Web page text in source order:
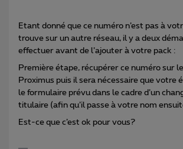
Etant donné que ce numéro n’est pas à
trouve sur un autre réseau, il y a deux
effectuer avant de l’ajouter à votre pack :
Première étape, récupérer ce numéro sur
Proximus puis il sera nécessaire que votre
le formulaire prévu dans le cadre d’un
titulaire (afin qu’il passe à votre nom
Est-ce que c’est ok pour vous?